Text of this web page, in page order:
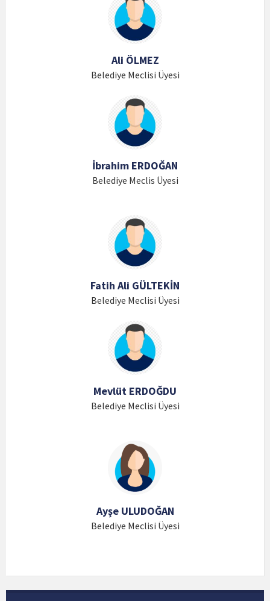
Ali ÖLMEZ
Belediye Meclisi Üyesi
İbrahim ERDOĞAN
Belediye Meclis Üyesi
Fatih Ali GÜLTEKİN
Belediye Meclisi Üyesi
Mevlüt ERDOĞDU
Belediye Meclisi Üyesi
Ayşe ULUDOĞAN
Belediye Meclisi Üyesi